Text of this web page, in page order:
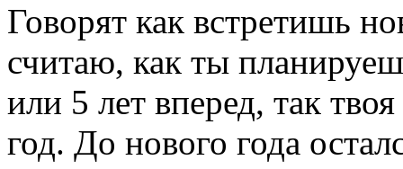
Говорят как встретишь
считаю, как ты
или 5 лет вперед, так
год. До нового года